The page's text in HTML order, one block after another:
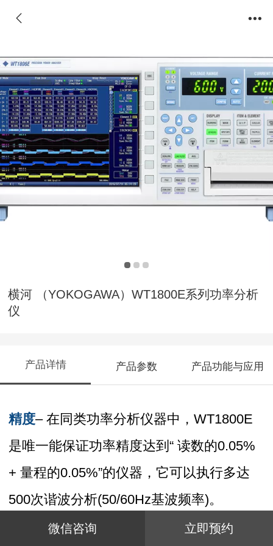
横河 （YOKOGAWA）WT1800E系列功率分析
仪
产品详情 产品参数 产品功能与应用
精度– 在同类功率分析仪器中，WT1800E
是唯一能保证功率精度达到“ 读数的0.05%
+ 量程的0.05%”的仪器，它可以执行多达
500次谐波分析(50/60Hz基波频率)。
– 测量需要重复执行并需要追求准确
微信咨询 立即预约